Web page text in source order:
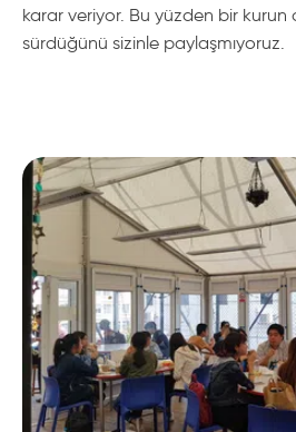
karar veriyor. Bu yüzden bir
sürdüğünü sizinle paylaşmıyoruz.